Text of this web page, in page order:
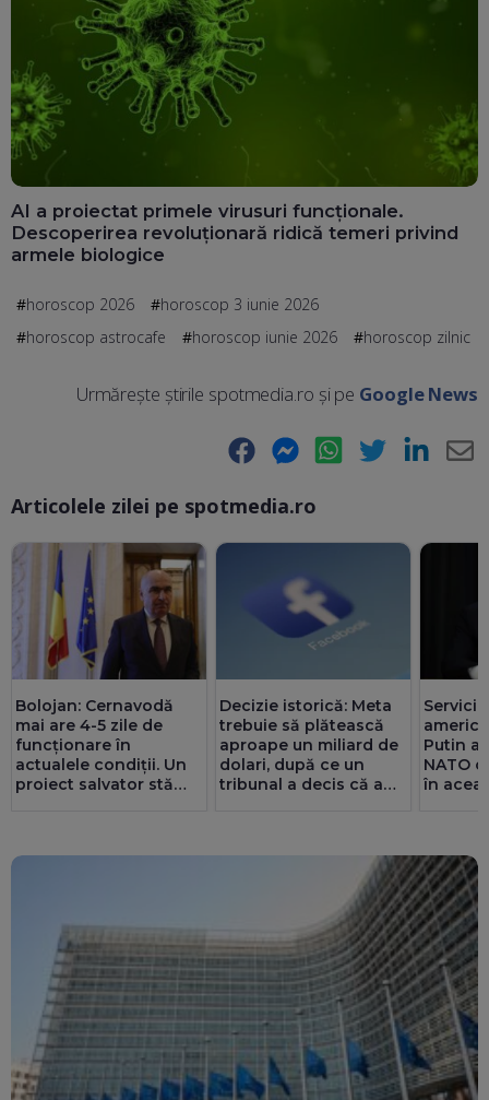
AI a proiectat primele virusuri funcționale.
Descoperirea revoluționară ridică temeri privind
armele biologice
horoscop 2026
horoscop 3 iunie 2026
horoscop astrocafe
horoscop iunie 2026 horoscop zilnic
Urmărește știrile spotmedia.ro și pe Google News
Facebook Messenger WhatsApp Twitter LinkedIn
Articolele zilei pe spotmedia.ro
Bolojan: Cernavodă
mai are 4-5 zile de
funcționare în
actualele condiții. Un
proiect salvator stă
energie cu până la 300
Decizie istorică: Meta
trebuie să plătească
aproape un miliard de
dolari, după ce un
tribunal a decis că a
Putin
NATO
în